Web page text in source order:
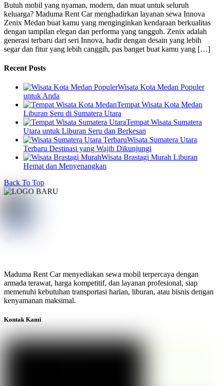
Butuh mobil yang nyaman, modern, dan muat untuk seluruh
keluarga? Maduma Rent Car menghadirkan layanan sewa Innova
Zenix Medan buat kamu yang menginginkan kendaraan berkualitas
dengan tampilan elegan dan performa yang tangguh. Zenix adalah
generasi terbaru dari seri Innova, hadir dengan desain yang lebih
segar dan fitur yang lebih canggih, pas banget buat kamu yang […]
Recent Posts
Wisata Kota Medan Populer
untuk Anda
Tempat Wisata Kota Medan
Liburan Seru di Sumatera Utara
Tempat Wisata Sumatera
Utara untuk Liburan Seru dan Berkesan
Wisata Sumatera Utara
Terbaru Destinasi yang Wajib Dikunjungi
Wisata Brastagi Murah Liburan
Hemat dan Menyenangkan
Back To Top
Maduma Rent Car menyediakan sewa mobil terpercaya dengan
armada terawat, harga kompetitif, dan layanan profesional, siap
memenuhi kebutuhan transportasi harian, liburan, atau bisnis dengan
kenyamanan maksimal.
Kontak Kami